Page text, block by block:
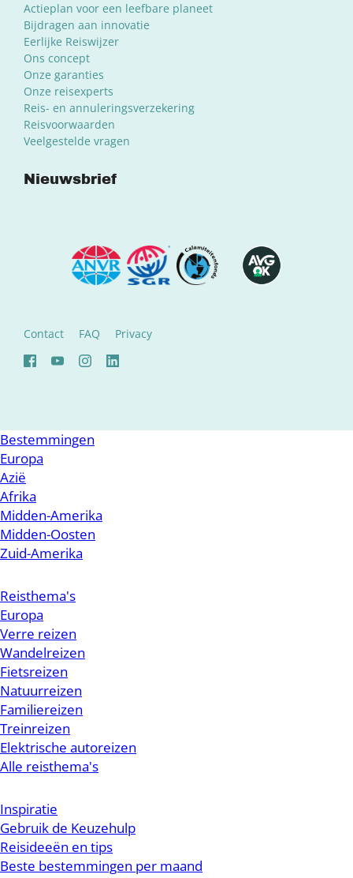
Actieplan voor een leefbare planeet
Bijdragen aan innovatie
Eerlijke Reiswijzer
Ons concept
Onze garanties
Onze reisexperts
Reis- en annuleringsverzekering
Reisvoorwaarden
Veelgestelde vragen
Nieuwsbrief
Contact FAQ Privacy
Bestemmingen
Europa
Azië
Afrika
Midden-Amerika
Midden-Oosten
Zuid-Amerika
Reisthema's
Europa
Verre reizen
Wandelreizen
Fietsreizen
Natuurreizen
Familiereizen
Treinreizen
Elektrische autoreizen
Alle reisthema's
Inspiratie
Gebruik de Keuzehulp
Reisideeën en tips
Beste bestemmingen per maand